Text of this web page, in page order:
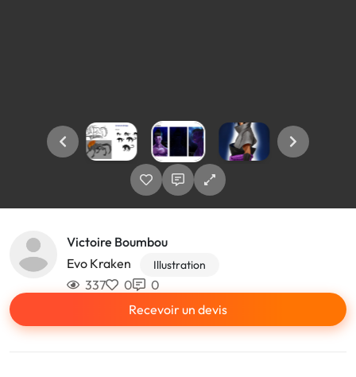
Victoire Boumbou
Evo Kraken
Illustration
337 0
0
Recevoir un devis